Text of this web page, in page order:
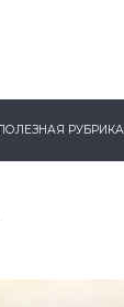
РУБРИКА